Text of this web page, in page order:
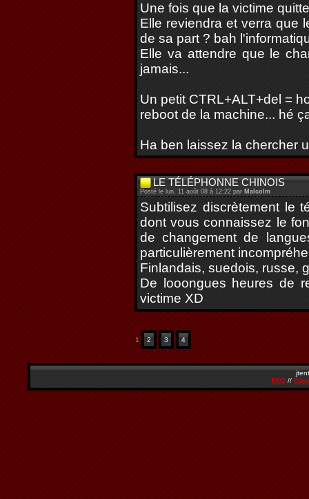
Une fois que la victime
Elle reviendra et verra que
de sa part ? bah
Elle va attendre que le
jamais...
Un petit CTRL+ALT+del =
reboot de la machine... hé
Ha ben laissez la chercher
LE TÉLÉPHONNE CHINOIS
Posté le lun. 11 août 08 à 12:22 par Malcolm
Subtilisez discrètement le
dont vous connaissez le
de changement de
particulièrement
Finlandais, suedois, russe,
De looongues heures de
victime XD
1 2 3 4
FAQ //